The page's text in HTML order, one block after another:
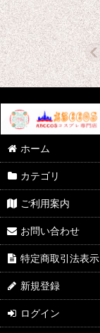
ホーム
カテゴリ
ご利用案内
お問い合わせ
特定商取引法表示
新規登録
ログイン